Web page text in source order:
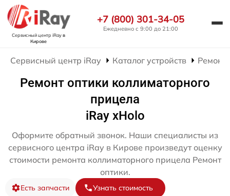
Сервисный центр iRayв
Кирове
+7 (800) 301-34-05
Ежедневно с 9:00 до 21:00
Сервисный центр iRay Каталог устройств Ремонт
Ремонт оптики коллиматорного
прицела
iRay xHolo
Оформите обратный звонок. Наши специалисты из
сервисного центра iRay в Кирове произведут оценку
стоимости ремонта коллиматорного прицела Ремонт
оптики.
Есть запчасти Узнать стоимость